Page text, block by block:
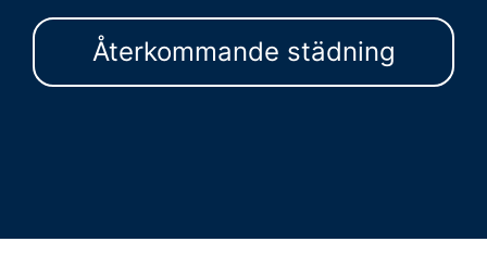
Återkommande städning